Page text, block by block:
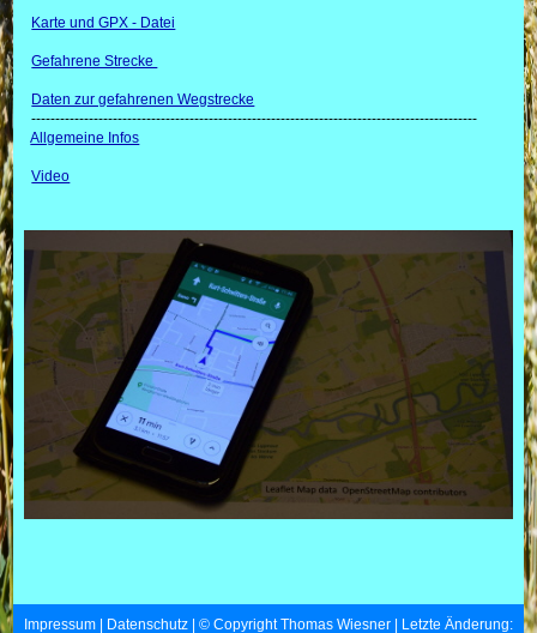
Karte und GPX - Datei
Gefahrene Strecke
Daten zur gefahrenen Wegstrecke
---------------------------------------------------------------------------------------------
Allgemeine Infos
Video
Impressum | Datenschutz | © Copyright Thomas Wiesner | Letzte Änderung: